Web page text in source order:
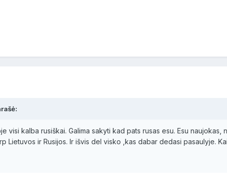
visi kalba rusiškai. Galima sakyti kad pats rusas esu. Esu
Lietuvos ir Rusijos. Ir išvis del visko ,kas dabar dedasi pasaulyje.